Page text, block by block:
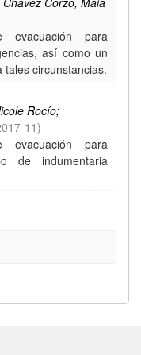
para
así como un
circunstancias.
Rocío;
11)
para
de indumentaria